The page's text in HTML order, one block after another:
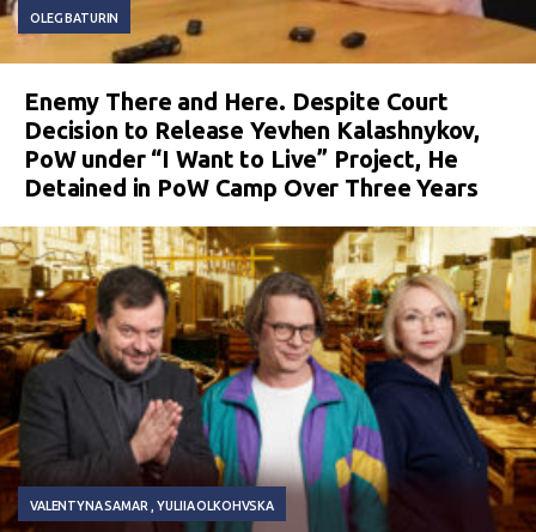
OLEG BATURIN
Enemy There and Here. Despite Court
Decision to Release Yevhen Kalashnykov,
PoW under “I Want to Live” Project, He
Detained in PoW Camp Over Three Years
VALENTYNA SAMAR YULIIA OLKOHVSKA